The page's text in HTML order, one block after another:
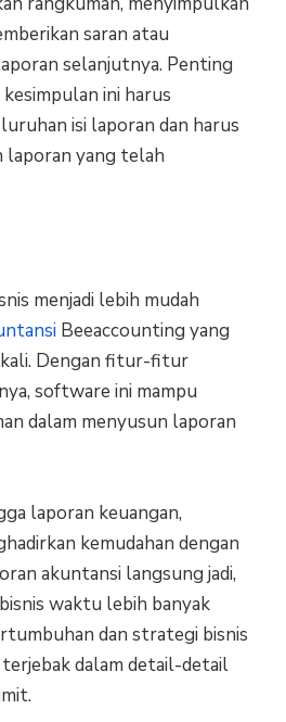
saran atau
selanjutnya. Penting
ini harus
isi laporan dan harus
laporan yang telah
menjadi lebih mudah
Beeaccounting yang
Dengan fitur-fitur
software ini mampu
dalam menyusun laporan
laporan keuangan,
kemudahan dengan
akuntansi langsung jadi,
waktu lebih banyak
dan strategi bisnis
dalam detail-detail